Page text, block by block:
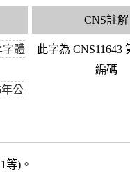
字體
年公
CNS註解
此字為 CNS11643
編碼
等)。